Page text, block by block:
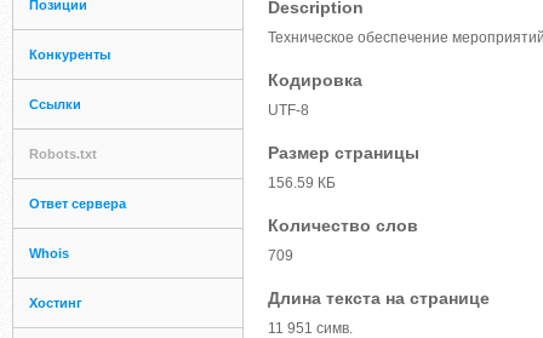
Позиции
Конкуренты
Ссылки
Robots.txt
Ответ сервера
Whois
Хостинг
Description
Техническое обеспечение
Кодировка
UTF-8
Размер страницы
156.59 КБ
Количество слов
709
Длина текста на странице
11 951 симв.